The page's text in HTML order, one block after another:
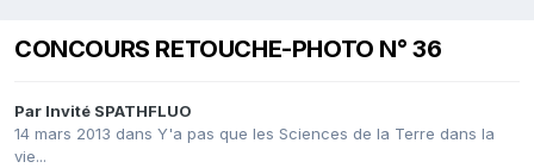
CONCOURS RETOUCHE-PHOTO N° 36
Par Invité SPATHFLUO
14 mars 2013 dans Y'a pas que les Sciences de la Terre dans la
vie...